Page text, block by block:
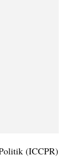
(ICCPR)